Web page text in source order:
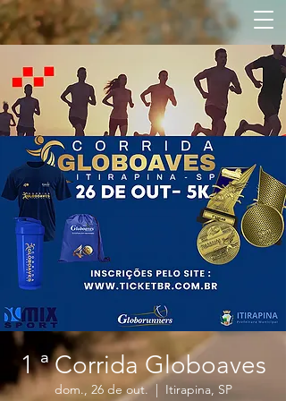
1 ª Corrida Globoaves
dom., 26 de out.
  |
Itirapina, SP